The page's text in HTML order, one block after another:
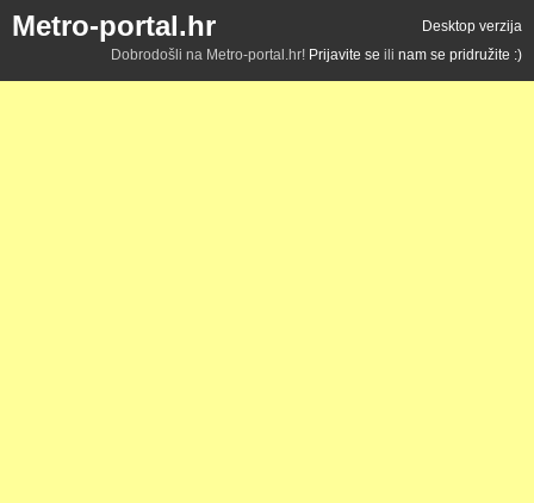
Metro-portal.hr
Desktop verzija
Dobrodošli na Metro-portal.hr! Prijavite se ili nam se pridružite :)